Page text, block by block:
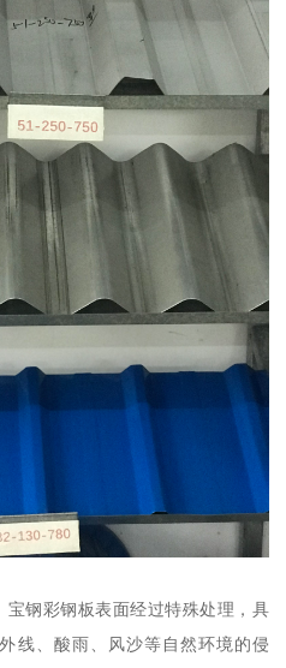
钢彩钢板表面经过特殊处理，具
线、酸雨、风沙等自然环境的侵